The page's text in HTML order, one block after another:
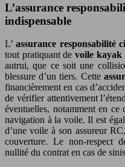
L’assurance
indispensable
L’assurance responsabilité
tout pratiquant devoile kayak
autrui, que ce soit une
blessure d’un tiers. Cette
financièrement en cas
de vérifier attentivement
éventuelles, notamment en
navigation à la voile. Il est
d’une voile à son assureur
couverture. Le non-respect
nullité du contrat en cas de